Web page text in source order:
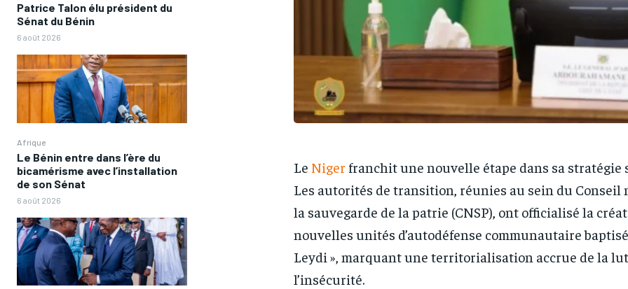
Patrice Talon élu président du
Sénat du Bénin
6 août 2026
Afrique
Le Bénin entre dans l’ère du
bicamérisme avec l’installation
de son Sénat
6 août 2026
Le Niger franchit une nouvelle étape dans sa stratégie
Les autorités de transition, réunies au sein du Conseil
la sauvegarde de la patrie (CNSP), ont officialisé la
nouvelles unités d’autodéfense communautaire
Leydi », marquant une territorialisation accrue de la
l’insécurité.